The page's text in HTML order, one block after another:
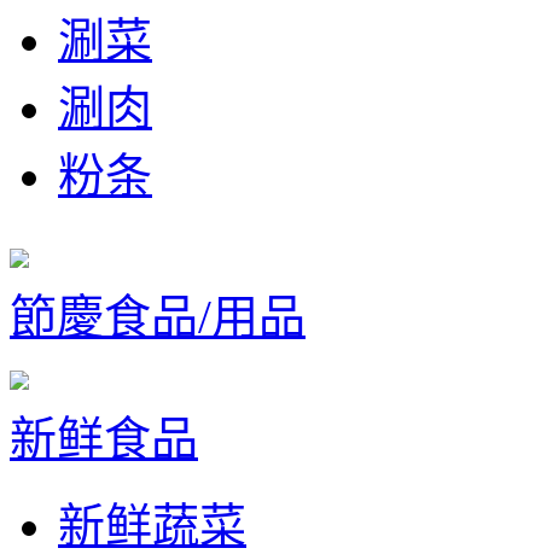
涮菜
涮肉
粉条
節慶食品/用品
新鲜食品
新鲜蔬菜